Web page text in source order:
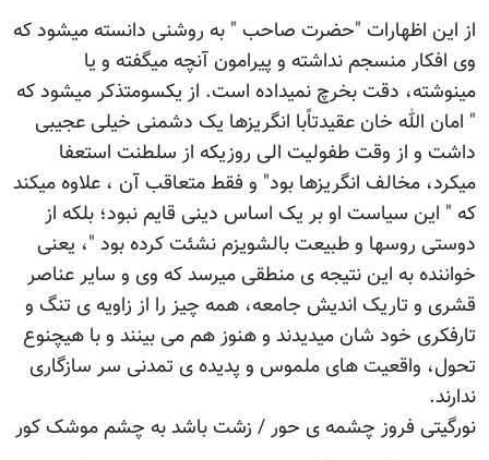
از این اظهارات "حضرت صاحب " به روشنی دانسته میشود که
وی افکار منسجم نداشته و پیرامون آنچه میگفته و یا
مینوشته، دقت بخرچ نمیداده است. از یکسومتذکر میشود که
" امان الله خان عقیدتاًبا انگریزها یک دشمنی خیلی عجیبی
داشت و از وقت طفولیت الی روزیکه از سلطنت استعفا
میکرد، مخالف انگریزها بود" و فقط متعاقب آن ، علاوه میکند
که " این سیاست او بر یک اساس دینی قایم نبود؛ بلکه از
دوستی روسها و طبیعت بالشویزم نشئت کرده بود "، یعنی
خواننده به این نتیجه ی منطقی میرسد که وی و سایر عناصر
قشری و تاریک اندیش جامعه، همه چیز را از زاویه ی تنگ و
تارفکری خود شان میدیدند و هنوز هم می بینند و با هیچنوع
تحول، واقعیت های ملموس و پدیده ی تمدنی سر سازگاری
ندارند.
نورگیتی فروز چشمه ی حور / زشت باشد به چشم موشک کور